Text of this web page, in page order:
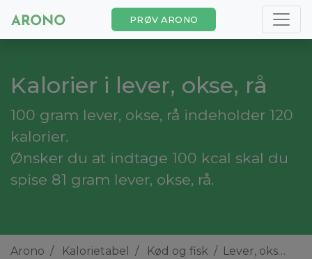
PRØV ARONO
Kalorier i lever, okse, rå
100 gram lever, okse, rå indeholder 120
kalorier.
Ønsker du at indtage 100 kcal skal du
spise 81 gram lever, okse, rå.
Arono Kalorietabel Kød og fisk Lever, okse, rå